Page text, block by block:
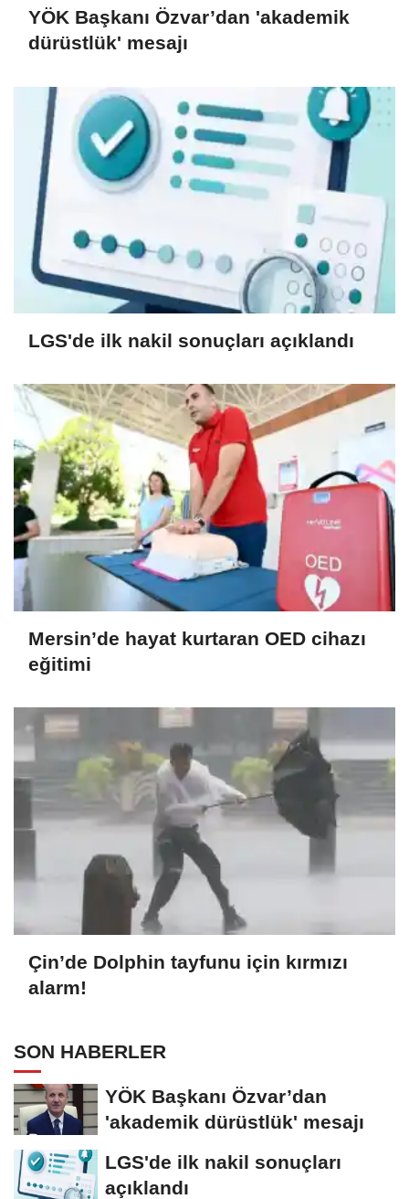
YÖK Başkanı Özvar’dan 'akademik
dürüstlük' mesajı
LGS'de ilk nakil sonuçları açıklandı
Mersin’de hayat kurtaran OED cihazı
eğitimi
Çin’de Dolphin tayfunu için kırmızı
alarm!
SON HABERLER
YÖK Başkanı Özvar’dan
'akademik dürüstlük' mesajı
LGS'de ilk nakil sonuçları
açıklandı